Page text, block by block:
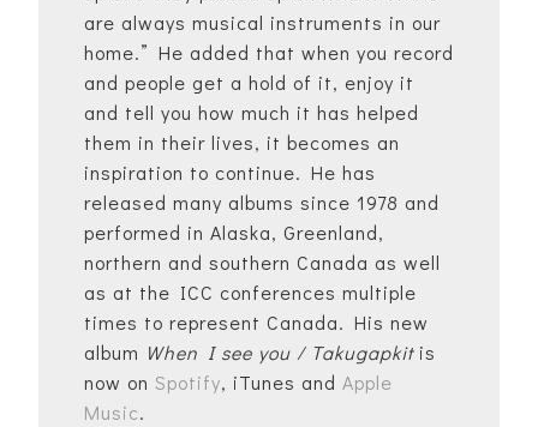
are always musical instruments in our
home.” He added that when you record
and people get a hold of it, enjoy it
and tell you how much it has helped
them in their lives, it becomes an
inspiration to continue. He has
released many albums since 1978 and
performed in Alaska, Greenland,
northern and southern Canada as well
as at the ICC conferences multiple
times to represent Canada. His new
album When I see you / Takugapkitis
now on Spotify, iTunes and Apple
Music.